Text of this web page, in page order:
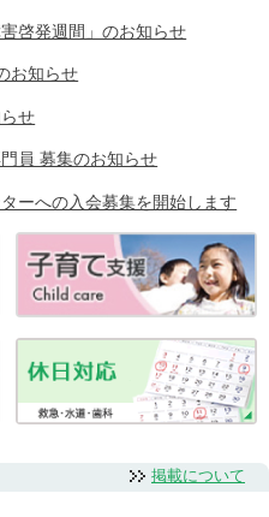
啓発週間」のお知らせ
お知らせ
せ
員 募集のお知らせ
ーへの入会募集を開始します
掲載について